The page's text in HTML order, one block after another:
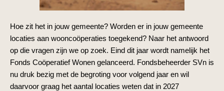
Hoe zit het in jouw gemeente? Worden er in jouw gemeente
locaties aan wooncoöperaties toegekend? Naar het antwoord
op die vragen zijn we op zoek. Eind dit jaar wordt namelijk het
Fonds Coöperatief Wonen gelanceerd. Fondsbeheerder SVn is
nu druk bezig met de begroting voor volgend jaar en wil
daarvoor graag het aantal locaties weten dat in 2027